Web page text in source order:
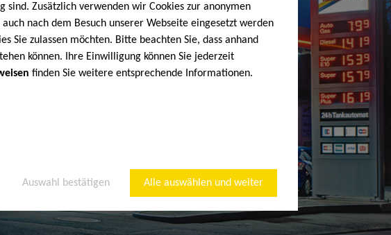
Zusätzlich verwenden wir Cookies zur anonymen
nach dem Besuch unserer Webseite eingesetzt werden
Sie zulassen möchten. Bitte beachten Sie, dass anhand
können. Ihre Einwilligung können Sie jederzeit
finden Sie weitere entsprechende Informationen.
Auswahl bestätigen Alle auswählen und weiter